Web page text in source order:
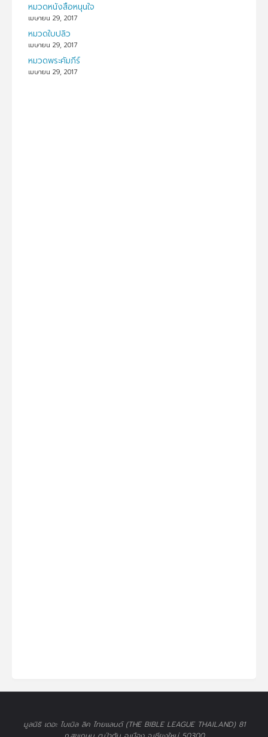
หมวดหนังสือหนุนใจ
เมษายน 29, 2017
หมวดใบปลิว
เมษายน 29, 2017
หมวดพระคัมภีร์
เมษายน 29, 2017
มูลนิธิ เดอะ ไบเบิล ลิค ไทยแลนด์ (THE BIBLE LEAGUE THAILAND) 81